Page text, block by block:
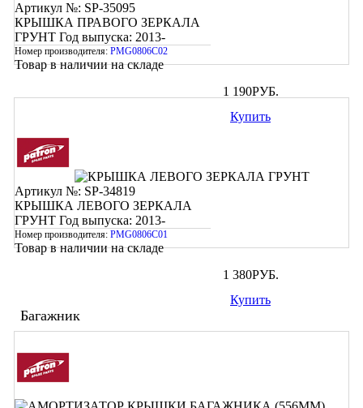
Артикул №: SP-35095
КРЫШКА ПРАВОГО ЗЕРКАЛА
ГРУНТ Год выпуска: 2013-
Номер производителя: PMG0806C02
Товар в наличии на складе
1 190РУБ.
Купить
Артикул №: SP-34819
КРЫШКА ЛЕВОГО ЗЕРКАЛА
ГРУНТ Год выпуска: 2013-
Номер производителя: PMG0806C01
Товар в наличии на складе
1 380РУБ.
Купить
Багажник